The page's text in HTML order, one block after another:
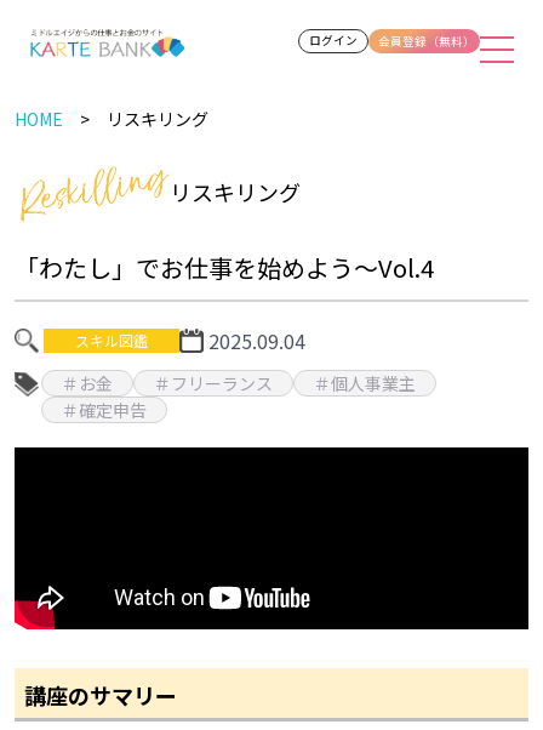
ログイン 会員登録（無料）
HOME リスキリング
リスキリング
「わたし」でお仕事を始めよう～Vol.4
スキル図鑑 2025.09.04
＃お金 ＃フリーランス
＃個人事業主
＃確定申告
講座のサマリー